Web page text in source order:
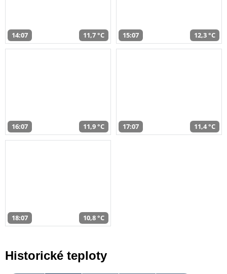
14:07 11,7 °C 15:07 12,3 °C
16:07 11,9 °C 17:07 11,4 °C
18:07 10,8 °C
Historické teploty